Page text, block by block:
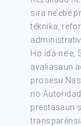
sira ne’ebé
téknika,
Ho ida-ne’e,
avaliasaun
prosesu
no
prestasaun